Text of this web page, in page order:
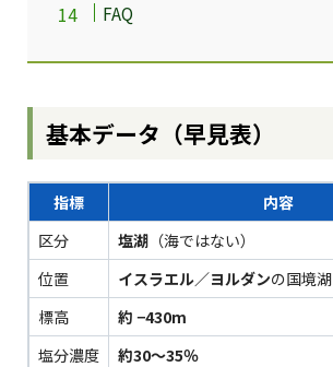
FAQ
基本データ（早見表）
指標
内容
区分
塩湖 （海ではない）
位置
イスラエル／ヨルダンの国境湖
標高
約 −430m
塩分濃度
約30〜35％